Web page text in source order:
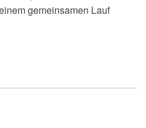
gemeinsamen Lauf